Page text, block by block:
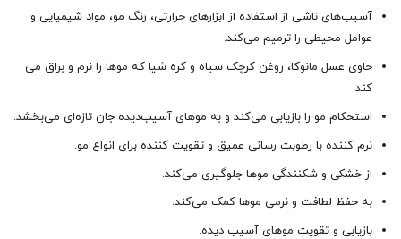
آسیب‌های ناشی از استفاده از ابزارهای حرارتی، رنگ مو، مواد شیمیایی و
عوامل محیطی را ترمیم می‌کند.
حاوی عسل مانوکا، روغن کرچک سیاه و کره شیا که موها را نرم و براق می
کند.
استحکام مو را بازیابی می‌کند و به موهای آسیب‌دیده جان تازه‌ای می‌بخشد.
نرم کننده با رطوبت رسانی عمیق و تقویت کننده برای انواع مو.
از خشکی و شکنندگی موها جلوگیری می‌کند.
به حفظ لطافت و نرمی موها کمک می‌کند.
بازیابی و تقویت موهای آسیب دیده.